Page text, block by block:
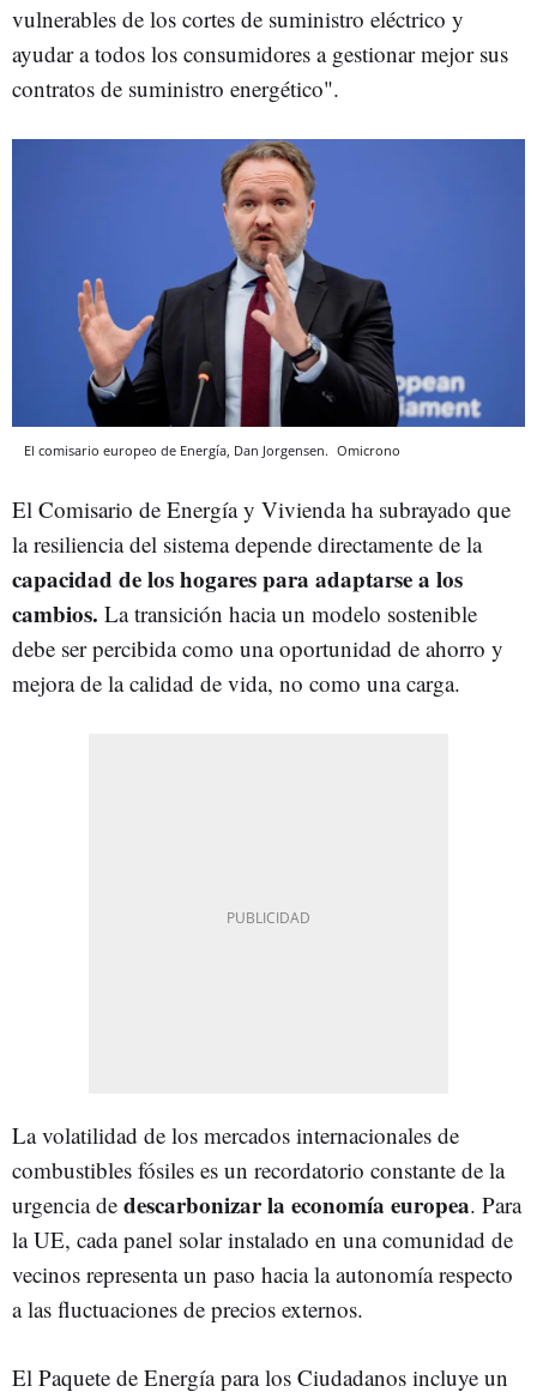
vulnerables de los cortes de suministro eléctrico y
ayudar a todos los consumidores a gestionar mejor sus
contratos de suministro energético".
El comisario europeo de Energía, Dan Jorgensen. Omicrono
El Comisario de Energía y Vivienda ha subrayado que
la resiliencia del sistema depende directamente de la
capacidad de los hogares para adaptarse a los
cambios. La transición hacia un modelo sostenible
debe ser percibida como una oportunidad de ahorro y
mejora de la calidad de vida, no como una carga.
La volatilidad de los mercados internacionales de
combustibles fósiles es un recordatorio constante de la
urgencia de descarbonizar la economía europea. Para
la UE, cada panel solar instalado en una comunidad de
vecinos representa un paso hacia la autonomía respecto
a las fluctuaciones de precios externos.
El Paquete de Energía para los Ciudadanos incluye un